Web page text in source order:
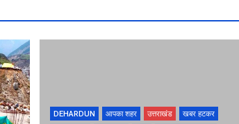
DEHARDUN आपका शहर उत्तराखंड
खबर हटकर